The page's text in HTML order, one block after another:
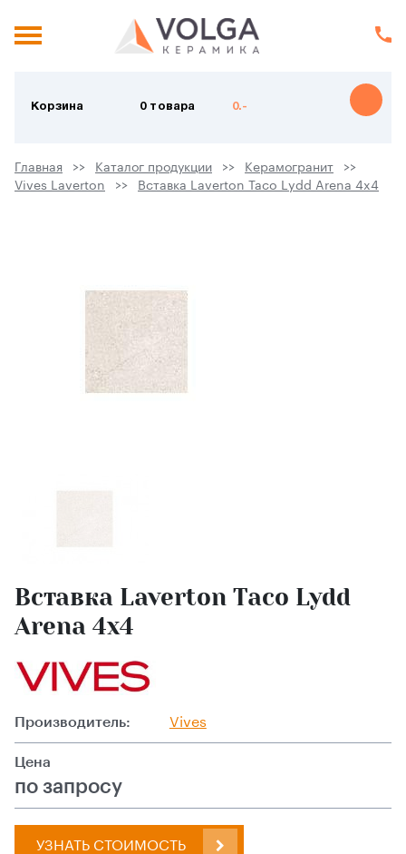
Корзина 0 товара 0.-
Главная Каталог продукции
Керамогранит
Vives Laverton
Вставка Laverton Taco Lydd Arena 4x4
Вставка Laverton Taco Lydd
Arena 4x4
Производитель: Vives
Цена
по запросу
УЗНАТЬ СТОИМОСТЬ